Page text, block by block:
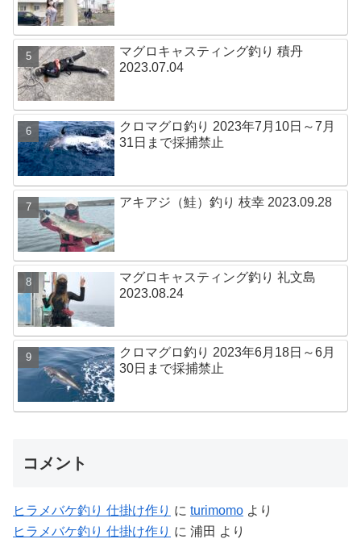
マグロキャスティング釣り 積丹
2023.07.04
クロマグロ釣り 2023年7月10日～7月
31日まで採捕禁止
アキアジ（鮭）釣り 枝幸 2023.09.28
マグロキャスティング釣り 礼文島
2023.08.24
クロマグロ釣り 2023年6月18日～6月
30日まで採捕禁止
コメント
ヒラメバケ釣り 仕掛け作り に turimomo より
ヒラメバケ釣り 仕掛け作り に 浦田 より